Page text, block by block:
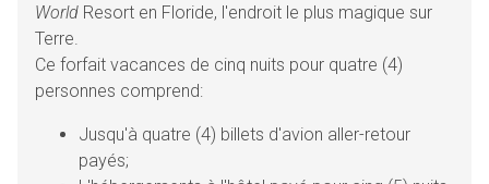
World Resort en Floride, l'endroit le plus magique sur
Terre.
Ce forfait vacances de cinq nuits pour quatre (4)
personnes comprend:
Jusqu'à quatre (4) billets d'avion aller-retour
payés;